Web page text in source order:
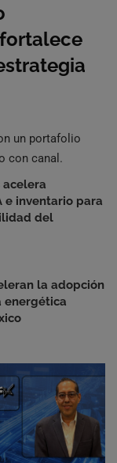
un portafolio
con canal.
acelera
e inventario para
del
la adopción
energética